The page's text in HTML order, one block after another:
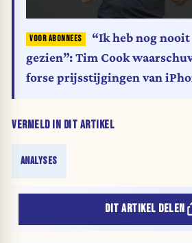
VERMELD IN DIT ARTIKEL
ANALYSES
“Ik heb nog
gezien”: Tim Cook
forse prijsstijgingen van
DIT ARTIKEL DELEN